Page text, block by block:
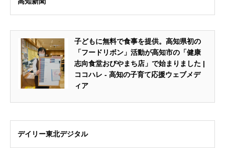
子どもに無料で食事を提供。高知県初の
「フードリボン」活動が高知市の「健康
志向食堂おびやまち店」で始まりました |
ココハレ - 高知の子育て応援ウェブメデ
ィア
デイリー東北デジタル